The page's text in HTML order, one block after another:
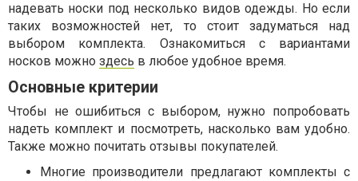
надевать носки под несколько видов одежды. Но если
таких возможностей нет, то стоит задуматься над
выбором комплекта. Ознакомиться с вариантами
носков можно здесь в любое удобное время.
Основные критерии
Чтобы не ошибиться с выбором, нужно попробовать
надеть комплект и посмотреть, насколько вам удобно.
Также можно почитать отзывы покупателей.
Многие производители предлагают комплекты с